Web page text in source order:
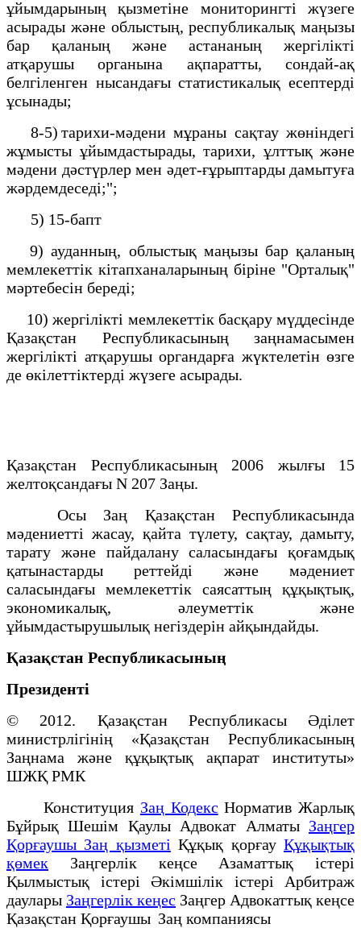
ұйымдарының қызметіне мониторингті жүзеге
асырады және облыстың, республикалық маңызы
бар қаланың және астананың жергілікті
атқарушы органына ақпаратты, сондай-ақ
белгіленген нысандағы статистикалық есептерді
ұсынады;
8-5) тарихи-мәдени мұраны сақтау жөніндегі
жұмысты ұйымдастырады, тарихи, ұлттық және
мәдени дәстүрлер мен әдет-ғұрыптарды дамытуға
жәрдемдеседі;";
5) 15-бапт
9) ауданның, облыстық маңызы бар қаланың
мемлекеттік кітапханаларының біріне "Орталық"
мәртебесін береді;
10) жергілікті мемлекеттік басқару мүддесінде
Қазақстан Республикасының заңнамасымен
жергілікті атқарушы органдарға жүктелетін өзге
де өкілеттіктерді жүзеге асырады.
Қазақстан Республикасының 2006 жылғы 15
желтоқсандағы N 207 Заңы.
Осы Заң Қазақстан Республикасында
мәдениетті жасау, қайта түлету, сақтау, дамыту,
тарату және пайдалану саласындағы қоғамдық
қатынастарды реттейді және мәдениет
саласындағы мемлекеттік саясаттың құқықтық,
экономикалық, әлеуметтік және
ұйымдастырушылық негіздерін айқындайды.
Қазақстан Республикасының
Президенті
© 2012. Қазақстан Республикасы Әділет
министрлігінің «Қазақстан Республикасының
Заңнама және құқықтық ақпарат институты»
ШЖҚ РМК
Конституция Заң Кодекс Норматив Жарлық
Бұйрық Шешім Қаулы Адвокат Алматы Заңгер
Қорғаушы Заң қызметі Құқық қорғауҚұқықтық
қөмек Заңгерлік кеңсе Азаматтық істері
Қылмыстық істері Әкімшілік істері Арбитраж
даулары Заңгерлік кеңес Заңгер Адвокаттық кеңсе
Қазақстан Қорғаушы Заң компаниясы